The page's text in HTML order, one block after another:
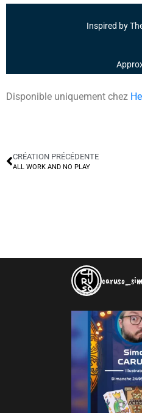
Inspired by
Disponible uniquement chez
CRÉATION PRÉCÉDENTE
ALL WORK AND NO PLAY